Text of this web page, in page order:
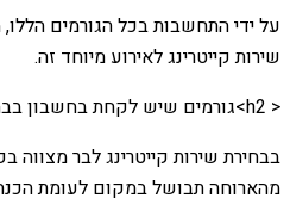
על ידי התחשבות בכל הגורמים
שירות קייטרינג לאירוע מיוחד זה.
< h2>גורמים שיש לקחת בחשבון בבחירת שירות קייטרינג לבר מצווה בקרית אונו
בבחירת שירות קייטרינג לבר
מהארוחה תבושל במקום לעומת